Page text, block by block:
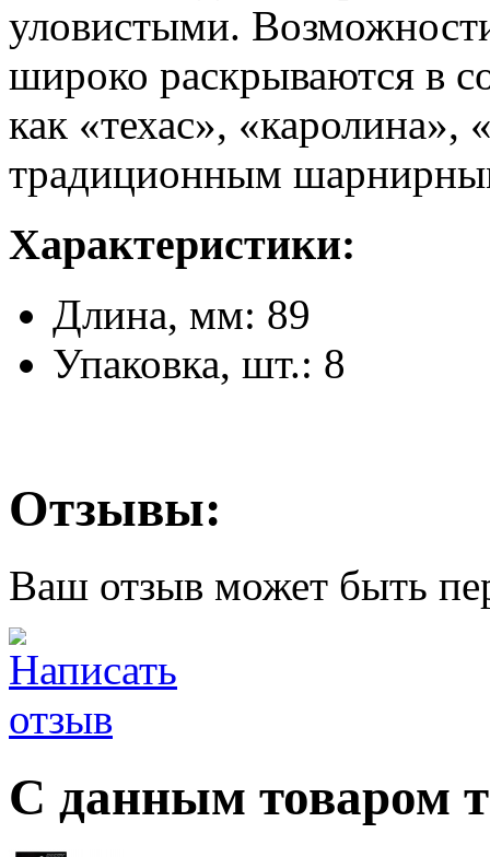
уловистыми.
широко раскрываются в
как «техас»,
традиционным
Характеристики:
Длина, мм: 89
Упаковка, шт.: 8
Отзывы:
Ваш отзыв может быть
С данным товаром